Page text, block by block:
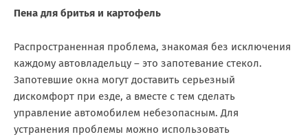
Пена для бритья и картофель
Распространенная проблема, знакомая без исключения
каждому автовладельцу – это запотевание стекол.
Запотевшие окна могут доставить серьезный
дискомфорт при езде, а вместе с тем сделать
управление автомобилем небезопасным. Для
устранения проблемы можно использовать